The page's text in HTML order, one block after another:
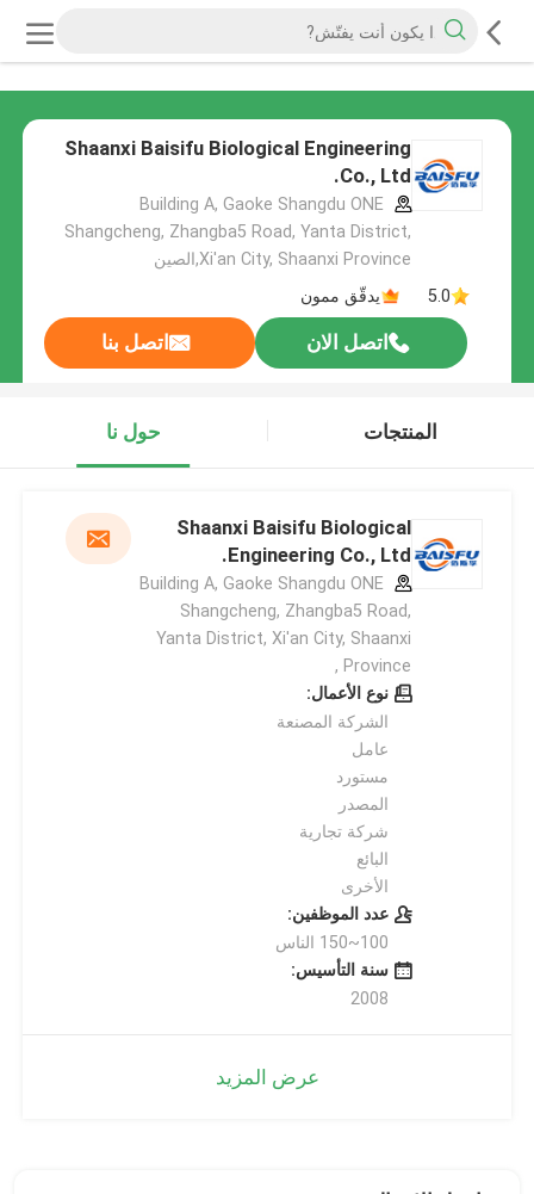
Shaanxi Baisifu Biological Engineering
Co., Ltd.
Building A, Gaoke Shangdu ONE
Shangcheng, Zhangba5 Road, Yanta District,
Xi'an City, Shaanxi Province,الصين
5.0
يدقّق ممون
اتصل الان اتصل بنا
المنتجات حول نا
Shaanxi Baisifu Biological
Engineering Co., Ltd.
Building A, Gaoke Shangdu ONE
Shangcheng, Zhangba5 Road,
Yanta District, Xi'an City, Shaanxi
Province ,
نوع الأعمال:
الشركة المصنعة
عامل
مستورد
المصدر
شركة تجارية
البائع
الأخرى
عدد الموظفين:
100~150 الناس
سنة التأسيس:
2008
عرض المزيد